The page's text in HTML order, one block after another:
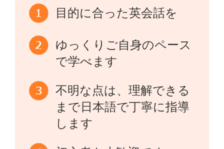
目的に合った英会話を
ゆっくりご自身のペース
で学べます
不明な点は、理解できる
まで日本語で丁寧に指導
します